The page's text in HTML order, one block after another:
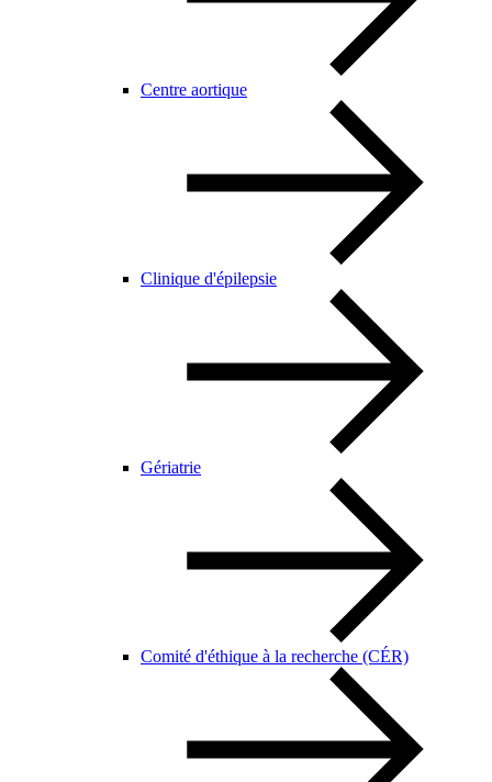
Centre aortique
Clinique d'épilepsie
Gériatrie
Comité d'éthique à la recherche (CÉR)